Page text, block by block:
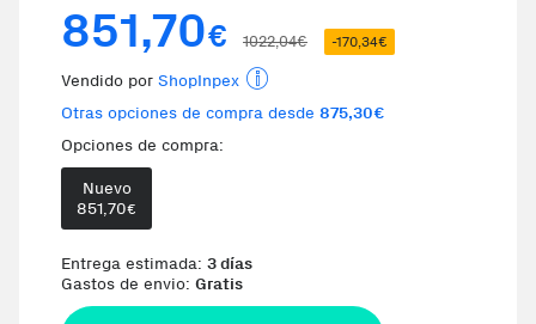
851,70€ 1022,04€ -170,34€
Vendido por ShopInpex
Otras opciones de compra desde 875,30€
Opciones de compra:
Nuevo
851,70€
Entrega estimada: 3 días
Gastos de envio: Gratis